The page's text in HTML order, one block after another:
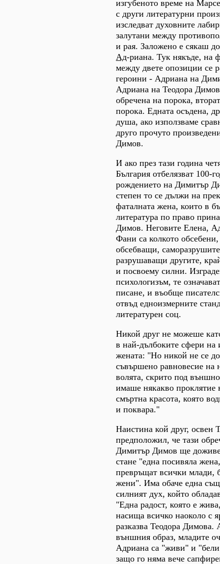
изгубеното време на
с други литературни
изследват духовните
залутани между
и рая. Заложено е сякаш
Ад-риана. Тук някъде, на
между двете опозиции се
героини - Адриана на
Адриана на Теодора
обречена на порока,
порока. Едната осъдена,
душа, ако използваме
друго прочуто
Димов.
И ако през тази година
България отбелязват 100-
рождението на Димитър
степен то се дължи на
фаталната жена, които в
литература по право
Димов. Неговите Елена,
Фани са колкото
обсебващи,
разрушаващи другите,
и посвоему силни.
психологизъм, те
писане, и въобще
отвъд едноизмерните
литературен соц.
Никой друг не можеше
в най-дълбоките сфери на
жената: "Но никой не се
съвършено равновесие на
волята, скрито под
имаше някакво проклятие
смъртна красота, която
и поквара."
Наистина кой друг, освен
предположил, че тази
Димитър Димов ще
стане "една посивяла
превръщат всички млади,
жени". Има обаче една
силният дух, който
"Една радост, която е
насища всичко наоколо с
разказва Теодора Димова.
външния образ, младите
Адриана са "живи" и
защо го няма вече